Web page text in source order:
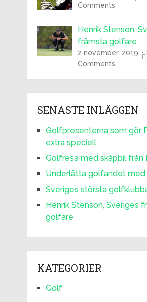
Comments
Henrik Stenson,
främsta golfare
2 november, 2019
Comments
SENASTE INLÄGGEN
Golfpresenterna som gör
extra speciell
Golfresa med skåpbil från
Underlätta golfandet med
Sveriges största
Henrik Stenson, Sveriges
golfare
KATEGORIER
Golf